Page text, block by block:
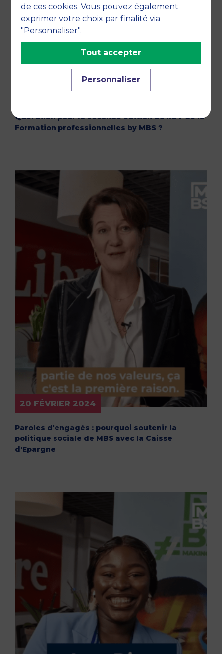
08 MARS 2024
Quel bilan pour la seconde édition du RDV de la
Formation professionnelles by MBS ?
20 FÉVRIER 2024
Paroles d'engagés : pourquoi soutenir la
politique sociale de MBS avec la Caisse
d'Epargne
de ces cookies. Vous pouvez également
exprimer votre choix par finalité via
"Personnaliser".
Personnaliser
Tout accepter